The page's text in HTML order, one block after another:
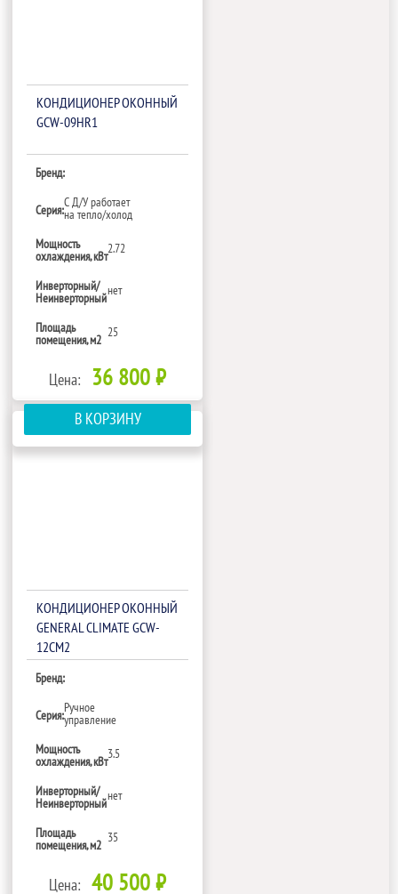
КОНДИЦИОНЕР ОКОННЫЙ
GCW-09HR1
Бренд:
Серия:
С Д/У работает
на тепло/холод
Мощность
охлаждения, кВт
2.72
Инверторный/
Неинверторный
нет
Площадь
помещения, м2
25
Цена: 36 800 ₽
В КОРЗИНУ
КОНДИЦИОНЕР ОКОННЫЙ
GENERAL CLIMATE GCW-
12CM2
Бренд:
Серия:
Ручное
управление
Мощность
охлаждения, кВт
3.5
Инверторный/
Неинверторный
нет
Площадь
помещения, м2
35
Цена: 40 500 ₽